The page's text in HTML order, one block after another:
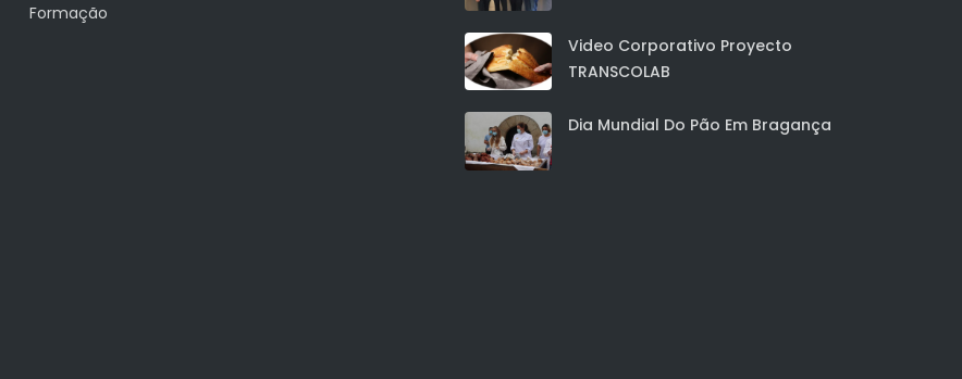
Formação
Video Corporativo Proyecto
TRANSCOLAB
Dia Mundial Do Pão Em Bragança